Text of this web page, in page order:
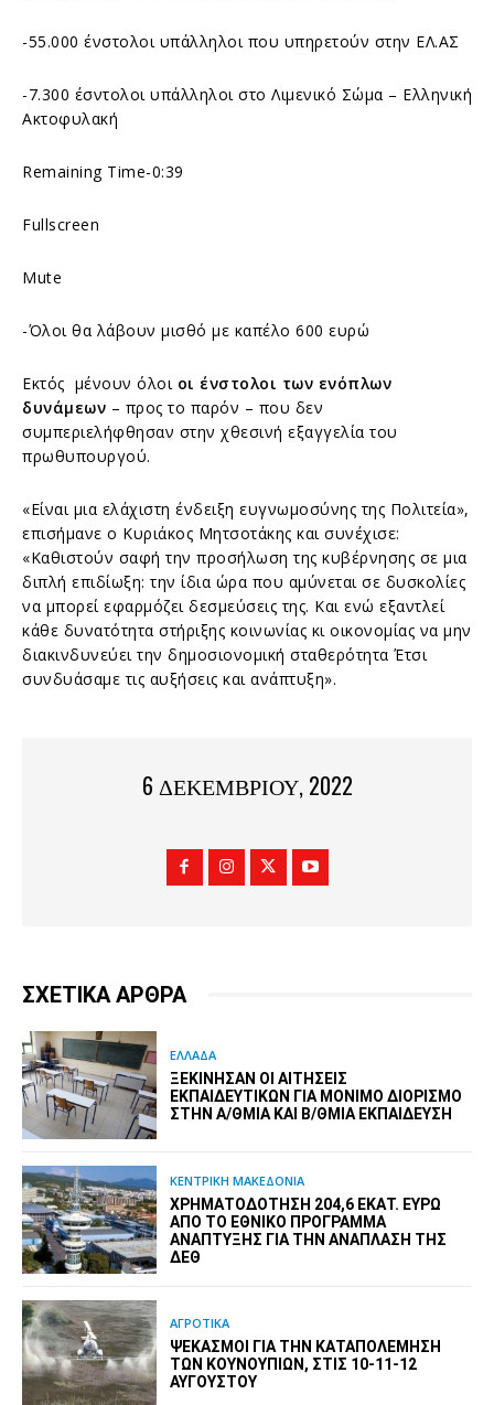
-55.000 ένστολοι υπάλληλοι που υπηρετούν στην ΕΛ.ΑΣ
-7.300 έσντολοι υπάλληλοι στο Λιμενικό Σώμα – Ελληνική
Ακτοφυλακή
Remaining Time-0:39
Fullscreen
Mute
-Όλοι θα λάβουν μισθό με καπέλο 600 ευρώ
Εκτός μένουν όλοι οι ένστολοι των ενόπλων
δυνάμεων – προς το παρόν – που δεν
συμπεριελήφθησαν στην χθεσινή εξαγγελία του
πρωθυπουργού.
«Είναι μια ελάχιστη ένδειξη ευγνωμοσύνης της Πολιτεία»,
επισήμανε ο Κυριάκος Μητσοτάκης και συνέχισε:
«Καθιστούν σαφή την προσήλωση της κυβέρνησης σε μια
διπλή επιδίωξη: την ίδια ώρα που αμύνεται σε δυσκολίες
να μπορεί εφαρμόζει δεσμεύσεις της. Και ενώ εξαντλεί
κάθε δυνατότητα στήριξης κοινωνίας κι οικονομίας να μην
διακινδυνεύει την δημοσιονομική σταθερότητα Έτσι
συνδυάσαμε τις αυξήσεις και ανάπτυξη».
6 ΔΕΚΕΜΒΡΊΟΥ, 2022
ΣΧΕΤΙΚΑ ΑΡΘΡΑ
ΕΛΛΑΔΑ
ΞΕΚΊΝΗΣΑΝ ΟΙ ΑΙΤΉΣΕΙΣ
ΕΚΠΑΙΔΕΥΤΙΚΏΝ ΓΙΑ ΜΌΝΙΜΟ ΔΙΟΡΙΣΜΌ
ΣΤΗΝ Α/ΘΜΙΑ ΚΑΙ Β/ΘΜΙΑ ΕΚΠΑΊΔΕΥΣΗ
ΚΕΝΤΡΙΚΗ ΜΑΚΕΔΟΝΙΑ
ΧΡΗΜΑΤΟΔΌΤΗΣΗ 204,6 ΕΚΑΤ. ΕΥΡΏ
ΑΠΌ ΤΟ ΕΘΝΙΚΌ ΠΡΌΓΡΑΜΜΑ
ΑΝΆΠΤΥΞΗΣ ΓΙΑ ΤΗΝ ΑΝΆΠΛΑΣΗ ΤΗΣ
ΔΕΘ
ΑΓΡΟΤΙΚΑ
ΨΕΚΑΣΜΟΊ ΓΙΑ ΤΗΝ ΚΑΤΑΠΟΛΈΜΗΣΗ
ΤΩΝ ΚΟΥΝΟΥΠΙΏΝ, ΣΤΙΣ 10-11-12
ΑΥΓΟΎΣΤΟΥ